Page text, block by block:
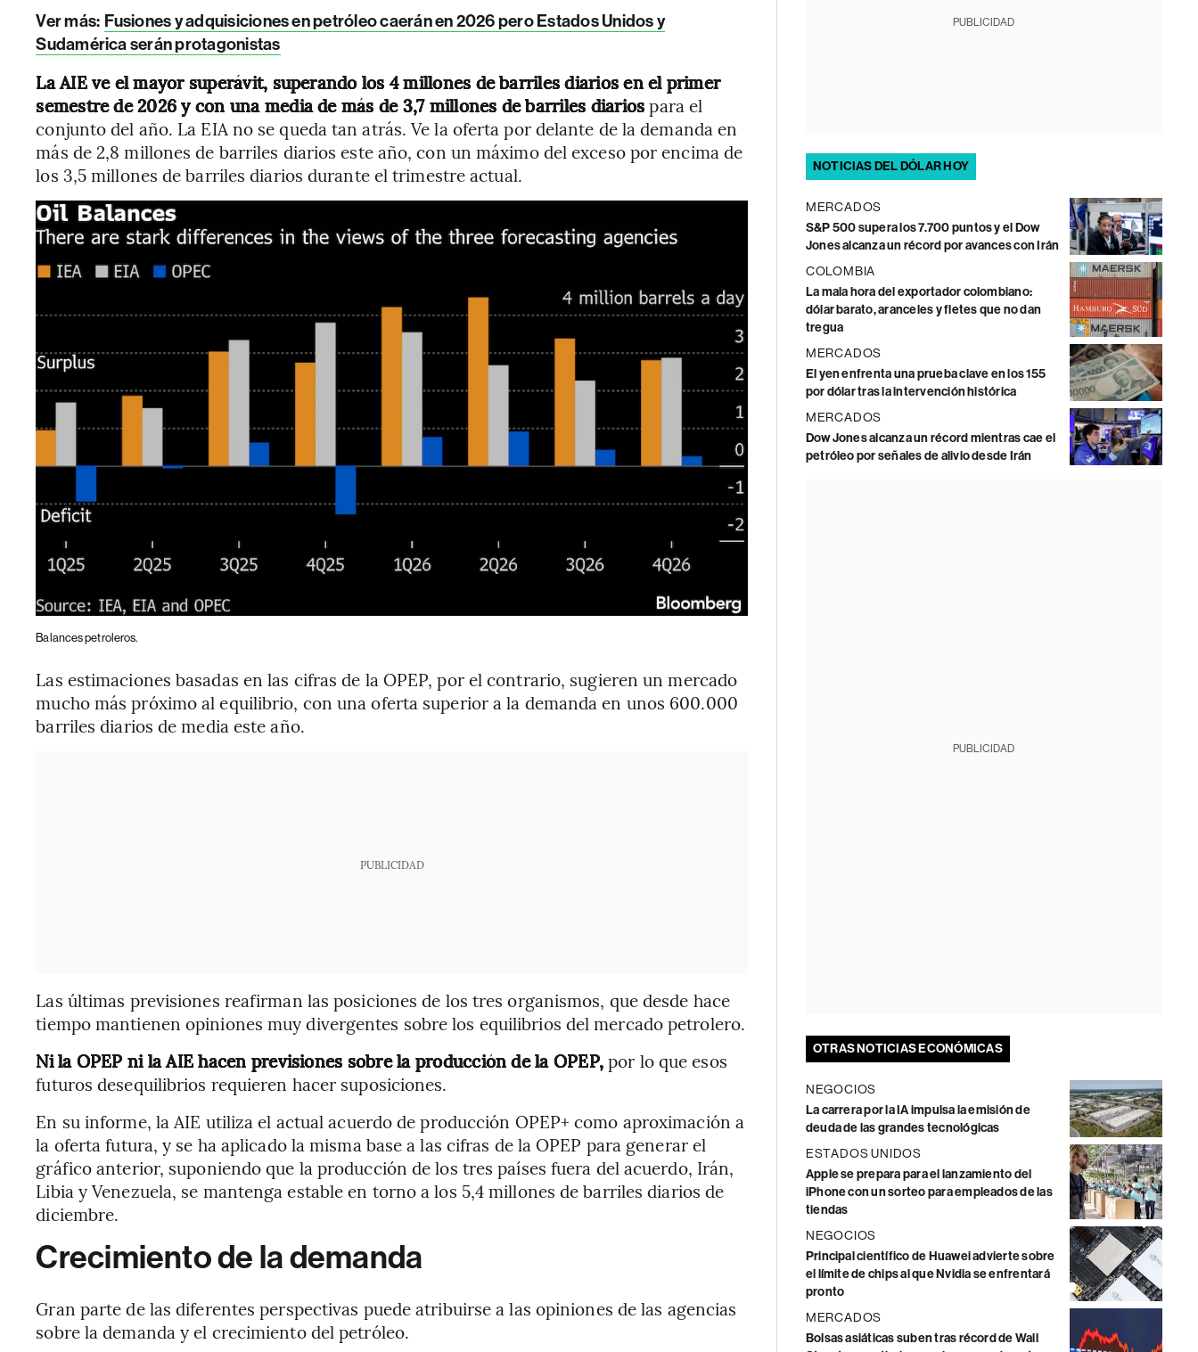
Ver más: Fusiones y adquisiciones en petróleo caerán en 2026 pero Estados Unidos y
Sudamérica serán protagonistas
La AIE ve el mayor superávit, superando los 4 millones de barriles diarios en el primer
semestre de 2026 y con una media de más de 3,7 millones de barriles diariospara el
conjunto del año. La EIA no se queda tan atrás. Ve la oferta por delante de la demanda en
más de 2,8 millones de barriles diarios este año, con un máximo del exceso por encima de
los 3,5 millones de barriles diarios durante el trimestre actual.
Balances petroleros.
Las estimaciones basadas en las cifras de la OPEP, por el contrario, sugieren un mercado
mucho más próximo al equilibrio, con una oferta superior a la demanda en unos 600.000
barriles diarios de media este año.
PUBLICIDAD
Las últimas previsiones reafirman las posiciones de los tres organismos, que desde hace
tiempo mantienen opiniones muy divergentes sobre los equilibrios del mercado petrolero.
Ni la OPEP ni la AIE hacen previsiones sobre la producción de la OPEP,por lo que esos
futuros desequilibrios requieren hacer suposiciones.
En su informe, la AIE utiliza el actual acuerdo de producción OPEP+ como aproximación a
la oferta futura, y se ha aplicado la misma base a las cifras de la OPEP para generar el
gráfico anterior, suponiendo que la producción de los tres países fuera del acuerdo, Irán,
Libia y Venezuela, se mantenga estable en torno a los 5,4 millones de barriles diarios de
diciembre.
Crecimiento de la demanda
Gran parte de las diferentes perspectivas puede atribuirse a las opiniones de las agencias
sobre la demanda y el crecimiento del petróleo.
PUBLICIDAD
NOTICIAS DEL DÓLAR HOY
MERCADOS
S&P 500 supera los 7.700 puntos y el Dow
Jones alcanza un récord por avances con Irán
COLOMBIA
La mala hora del exportador colombiano:
dólar barato, aranceles y fletes que no dan
tregua
MERCADOS
El yen enfrenta una prueba clave en los 155
por dólar tras la intervención histórica
MERCADOS
Dow Jones alcanza un récord mientras cae el
petróleo por señales de alivio desde Irán
PUBLICIDAD
OTRAS NOTICIAS ECONÓMICAS
NEGOCIOS
La carrera por la IA impulsa la emisión de
deuda de las grandes tecnológicas
ESTADOS UNIDOS
Apple se prepara para el lanzamiento del
iPhone con un sorteo para empleados de las
tiendas
NEGOCIOS
Principal científico de Huawei advierte sobre
el límite de chips al que Nvidia se enfrentará
pronto
MERCADOS
Bolsas asiáticas suben tras récord de Wall